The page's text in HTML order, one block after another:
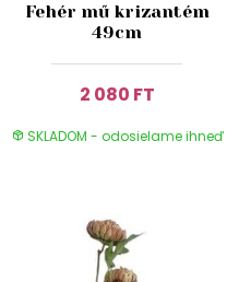
Fehér mű krizantém
49cm
2 080 FT
SKLADOM - odosielame ihneď